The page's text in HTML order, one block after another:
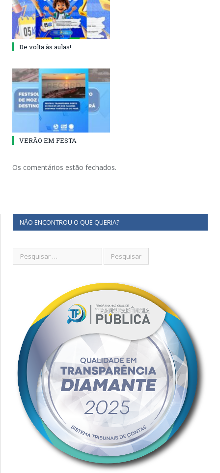
De volta às aulas!
VERÃO EM FESTA
Os comentários estão fechados.
NÃO ENCONTROU O QUE QUERIA?